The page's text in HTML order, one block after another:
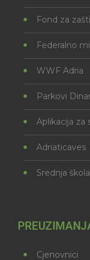
Fond za
Federalno
WWF Adria
Parkovi
Aplikacija za
Adriaticaves
Srednja
Cjenovnici